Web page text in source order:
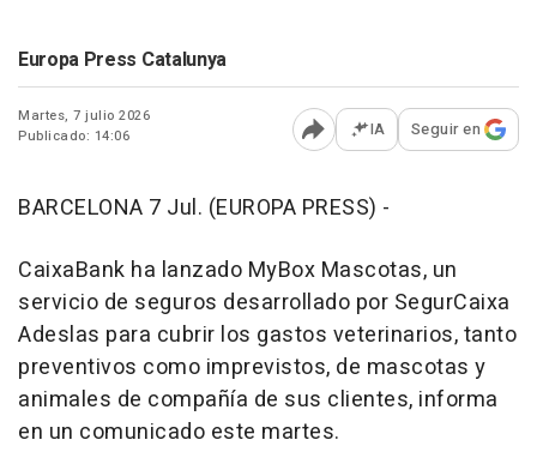
Europa Press Catalunya
Martes, 7 julio 2026
Publicado: 14:06
Abrir opciones para
IA Seguir en
BARCELONA 7 Jul. (EUROPA PRESS) -
CaixaBank ha lanzado MyBox Mascotas, un
servicio de seguros desarrollado por SegurCaixa
Adeslas para cubrir los gastos veterinarios, tanto
preventivos como imprevistos, de mascotas y
animales de compañía de sus clientes, informa
en un comunicado este martes.